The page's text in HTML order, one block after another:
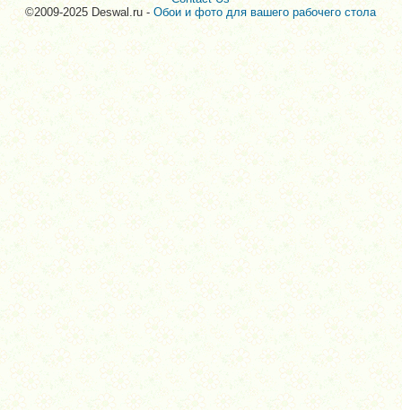
©2009-2025 Deswal.ru -Обои и фото для вашего рабочего стола